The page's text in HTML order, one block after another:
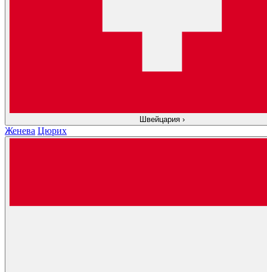
Швейцария ›
Женева Цюрих